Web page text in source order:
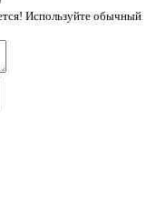
Используйте обычный